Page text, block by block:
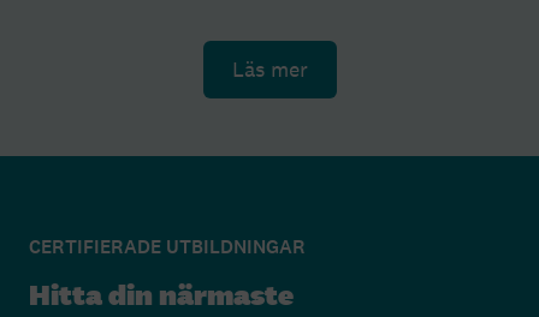
Läs mer
CERTIFIERADE UTBILDNINGAR
Hitta din närmaste